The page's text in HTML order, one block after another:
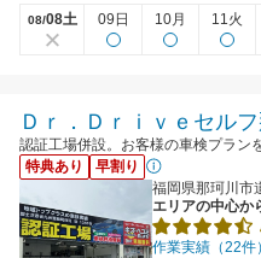
08/08土 09日 10月 11火
Ｄｒ．Ｄｒｉｖｅセル
認証工場併設。お客様の車検プラン
特典あり
早割り
福岡県那珂川市
エリアの中心か
作業実績（22件）